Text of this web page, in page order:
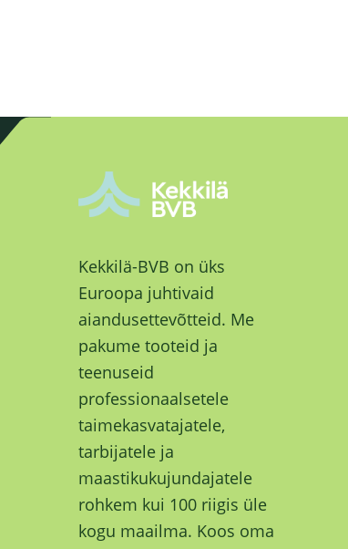
Kekkilä-BVB on üks
Euroopa juhtivaid
aiandusettevõtteid. Me
pakume tooteid ja
teenuseid
professionaalsetele
taimekasvatajatele,
tarbijatele ja
maastikukujundajatele
rohkem kui 100 riigis üle
kogu maailma. Koos oma